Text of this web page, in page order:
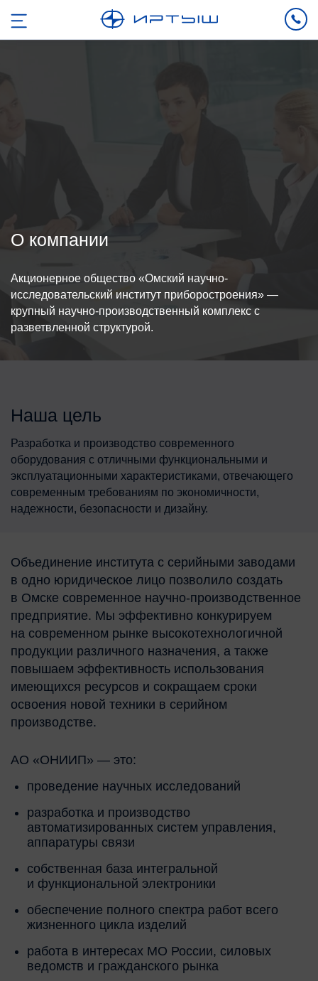
О компании
Акционерное общество «Омский научно-
исследовательский институт приборостроения» —
крупный научно-производственный комплекс с
разветвленной структурой.
Наша цель
Разработка и производство современного
оборудования с отличными функциональными и
эксплуатационными характеристиками, отвечающего
современным требованиям по экономичности,
надежности, безопасности и дизайну.
Объединение института с серийными заводами
в одно юридическое лицо позволило создать
в Омске современное научно-производственное
предприятие. Мы эффективно конкурируем
на современном рынке высокотехнологичной
продукции различного назначения, а также
повышаем эффективность использования
имеющихся ресурсов и сокращаем сроки
освоения новой техники в серийном
производстве.
АО «ОНИИП» — это:
проведение научных исследований
разработка и производство
автоматизированных систем управления,
аппаратуры связи
собственная база интегральной
и функциональной электроники
обеспечение полного спектра работ всего
жизненного цикла изделий
работа в интересах МО России, силовых
ведомств и гражданского рынка